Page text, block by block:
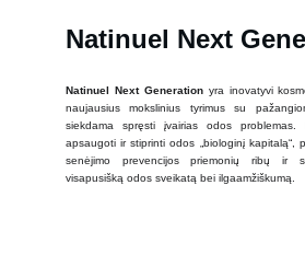
Natinuel Next
Natinuel Next Generationyra inovatyvi
naujausius mokslinius tyrimus su
siekdama spręsti įvairias odos problemas.
apsaugoti ir stiprinti odos „biologinį kapitalą“,
senėjimo prevencijos priemonių ribų ir
visapusišką odos sveikatą bei ilgaamžiškumą.